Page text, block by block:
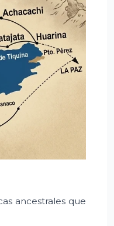
ancestrales que